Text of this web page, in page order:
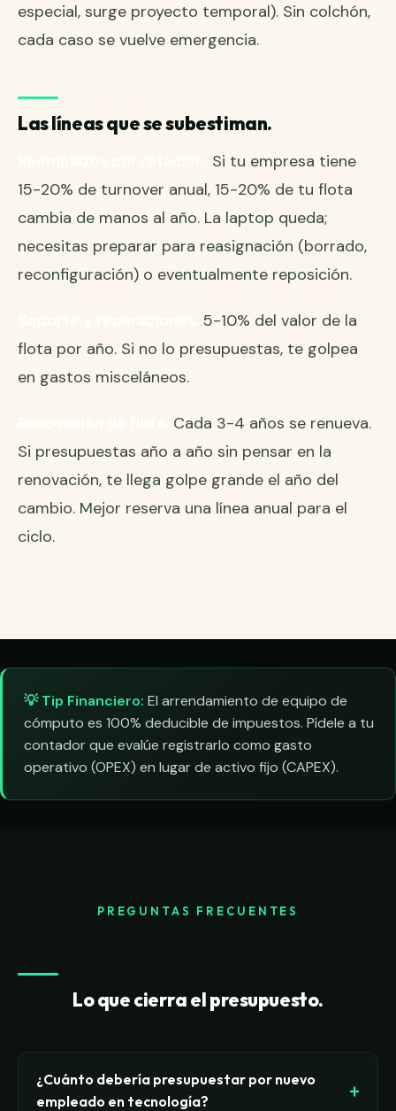
especial, surge proyecto temporal). Sin colchón,
cada caso se vuelve emergencia.
Las líneas que se subestiman.
Si tu empresa tiene
15-20% de turnover anual, 15-20% de tu flota
cambia de manos al año. La laptop queda;
necesitas preparar para reasignación (borrado,
reconfiguración) o eventualmente reposición.
5-10% del valor de la
flota por año. Si no lo presupuestas, te golpea
en gastos misceláneos.
Cada 3-4 años se renueva.
Si presupuestas año a año sin pensar en la
renovación, te llega golpe grande el año del
cambio. Mejor reserva una línea anual para el
ciclo.
💡 Tip Financiero: El arrendamiento de equipo de
cómputo es 100% deducible de impuestos. Pídele a tu
contador que evalúe registrarlo como gasto
operativo (OPEX) en lugar de activo fijo (CAPEX).
PREGUNTAS FRECUENTES
Lo que cierra el presupuesto.
¿Cuánto debería presupuestar por nuevo
empleado en tecnología?